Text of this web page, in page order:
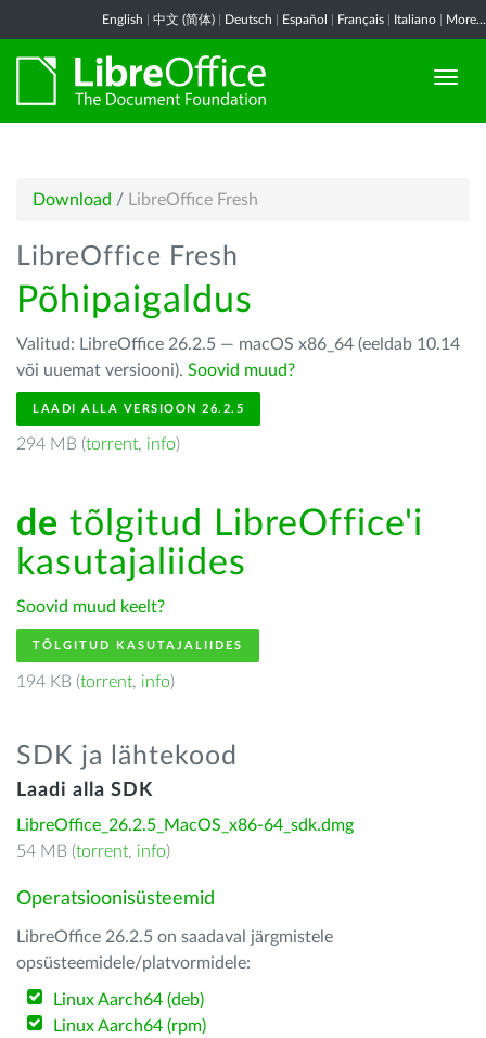
English 中文 (简体) Deutsch Español Français Italiano More...
Download / LibreOffice Fresh
LibreOffice Fresh
Põhipaigaldus
Valitud: LibreOffice 26.2.5 — macOS x86_64 (eeldab 10.14
või uuemat versiooni). Soovid muud?
LAADI ALLA VERSIOON 26.2.5
294 MB (torrent, info)
de tõlgitud LibreOffice'i
kasutajaliides
Soovid muud keelt?
TÕLGITUD KASUTAJALIIDES
194 KB (torrent, info)
SDK ja lähtekood
Laadi alla SDK
LibreOffice_26.2.5_MacOS_x86-64_sdk.dmg
54 MB (torrent, info)
Operatsioonisüsteemid
LibreOffice 26.2.5 on saadaval järgmistele
opsüsteemidele/platvormidele:
Linux Aarch64 (deb)
Linux Aarch64 (rpm)